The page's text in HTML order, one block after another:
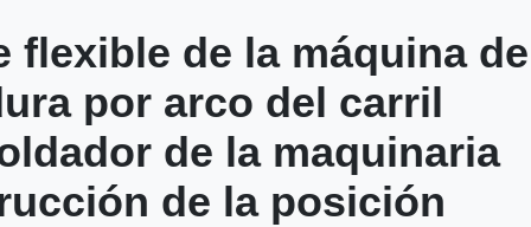
flexible de la máquina de
por arco del carril
de la maquinaria
de la posición